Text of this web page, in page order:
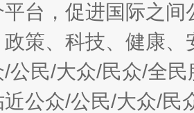
台，促进国际之
策、科技、健康
公民/大众/民众/全
公众/公民/大众/民